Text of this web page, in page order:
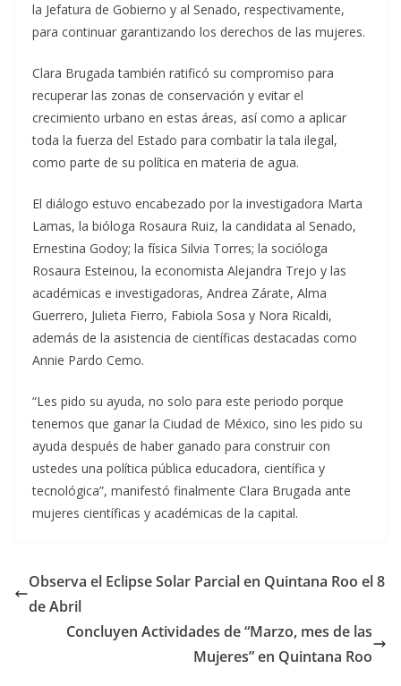
la Jefatura de Gobierno y al Senado, respectivamente,
para continuar garantizando los derechos de las mujeres.
Clara Brugada también ratificó su compromiso para
recuperar las zonas de conservación y evitar el
crecimiento urbano en estas áreas, así como a aplicar
toda la fuerza del Estado para combatir la tala ilegal,
como parte de su política en materia de agua.
El diálogo estuvo encabezado por la investigadora Marta
Lamas, la bióloga Rosaura Ruiz, la candidata al Senado,
Ernestina Godoy; la física Silvia Torres; la socióloga
Rosaura Esteinou, la economista Alejandra Trejo y las
académicas e investigadoras, Andrea Zárate, Alma
Guerrero, Julieta Fierro, Fabiola Sosa y Nora Ricaldi,
además de la asistencia de científicas destacadas como
Annie Pardo Cemo.
“Les pido su ayuda, no solo para este periodo porque
tenemos que ganar la Ciudad de México, sino les pido su
ayuda después de haber ganado para construir con
ustedes una política pública educadora, científica y
tecnológica”, manifestó finalmente Clara Brugada ante
mujeres científicas y académicas de la capital.
Observa el Eclipse Solar Parcial en Quintana Roo el 8
de Abril
Concluyen Actividades de “Marzo, mes de las
Mujeres” en Quintana Roo